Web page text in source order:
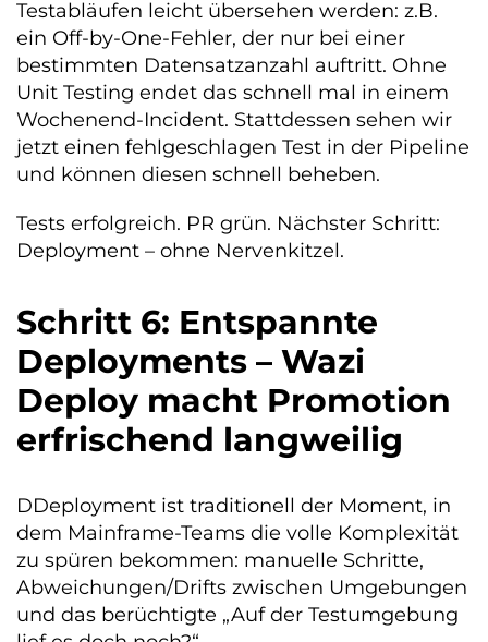
Testabläufen leicht übersehen werden: z.B.
ein Off-by-One-Fehler, der nur bei einer
bestimmten Datensatzanzahl auftritt. Ohne
Unit Testing endet das schnell mal in einem
Wochenend-Incident. Stattdessen sehen wir
jetzt einen fehlgeschlagen Test in der Pipeline
und können diesen schnell beheben.
Tests erfolgreich. PR grün. Nächster Schritt:
Deployment – ohne Nervenkitzel.
Schritt 6: Entspannte
Deployments – Wazi
Deploy macht Promotion
erfrischend langweilig
DDeployment ist traditionell der Moment, in
dem Mainframe-Teams die volle Komplexität
zu spüren bekommen: manuelle Schritte,
Abweichungen/Drifts zwischen Umgebungen
und das berüchtigte „Auf der Testumgebung